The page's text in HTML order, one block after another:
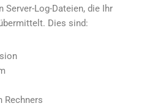
Log-Dateien, die Ihr
Dies sind:
Rechners